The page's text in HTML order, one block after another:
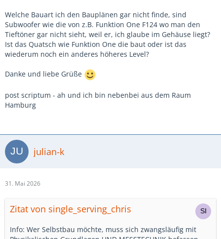
Welche Bauart ich den Bauplänen gar nicht finde, sind
Subwoofer wie die von z.B. Funktion One F124 wo man den
Tieftöner gar nicht sieht, weil er, ich glaube im Gehäuse liegt?
Ist das Quatsch wie Funktion One die baut oder ist das
wiederum noch ein anderes höheres Level?
Danke und liebe Grüße
post scriptum - ah und ich bin nebenbei aus dem Raum
Hamburg
julian-k
31. Mai 2026
Zitat von single_serving_chris
Info: Wer Selbstbau möchte, muss sich zwangsläufig mit